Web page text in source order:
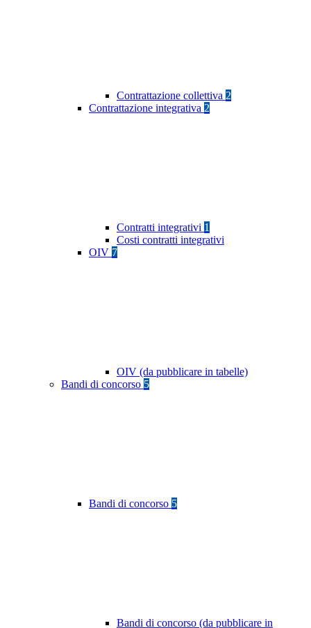
Contrattazione collettiva 2
Contrattazione integrativa 2
Contratti integrativi 1
Costi contratti integrativi
OIV 7
OIV (da pubblicare in tabelle)
Bandi di concorso 5
Bandi di concorso 5
Bandi di concorso (da pubblicare in